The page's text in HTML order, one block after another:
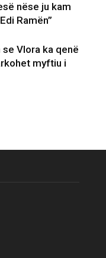
nëse ju kam
Ramën”
Vlora ka qenë
myftiu i